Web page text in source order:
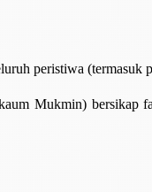
peristiwa
Mukmin) bersikap